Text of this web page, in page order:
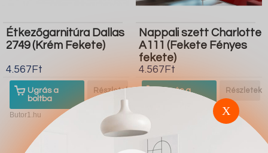
Étkezőgarnitúra Dallas
2749 (Krém Fekete)
4.567Ft
Ugrás a
boltba
Részletek
Butor1.hu
Nappali szett Charlotte
A111 (Fekete Fényes
fekete)
4.567Ft
Ugrás a
Részletek
X